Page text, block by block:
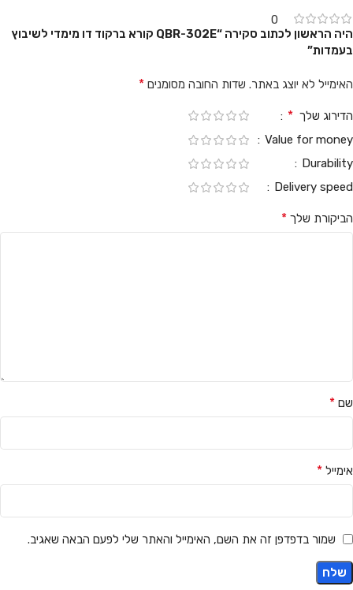
0
היה הראשון לכתוב סקירה “QBR-302E קורא ברקוד דו מימדי לשיבוץ
בעמדות”
האימייל לא יוצג באתר. שדות החובה מסומנים *
הדירוג שלך *
Value for money
Durability
Delivery speed
הביקורת שלך *
שם *
אימייל *
שמור בדפדפן זה את השם, האימייל והאתר שלי לפעם הבאה שאגיב.